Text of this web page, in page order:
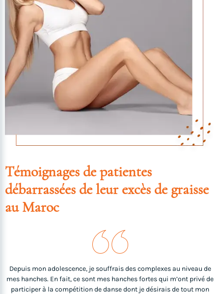
Témoignages de patientes
débarrassées de leur excès de graisse
au Maroc
Depuis mon adolescence, je souffrais des complexes au niveau de
mes hanches. En fait, ce sont mes hanches fortes qui m’ont privé de
participer à la compétition de danse dont je désirais de tout mon